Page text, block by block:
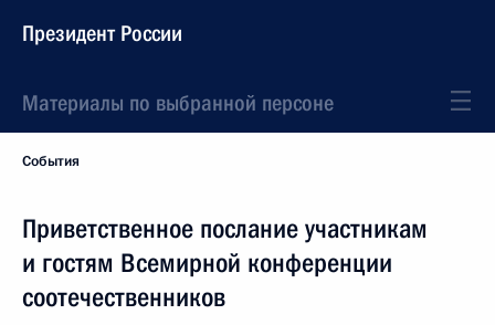
Президент России
Материалы по выбранной персоне
События
Приветственное послание участникам
и гостям Всемирной конференции
соотечественников